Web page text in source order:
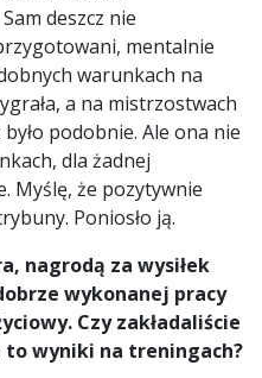
deszcz nie
mentalnie
warunkach na
a na mistrzostwach
podobnie. Ale ona nie
dla żadnej
Myślę, że pozytywnie
Poniosło ją.
nagrodą za wysiłek
wykonanej pracy
Czy zakładaliście
to wyniki na treningach?